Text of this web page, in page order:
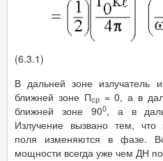
(6.3.1)
В дальней зоне излучатель
ближней зоне Пср= 0, а в
ближней зоне 900, а в
Излучение вызвано тем, что
поля изменяются в фазе.
мощности всегда уже чем ДН